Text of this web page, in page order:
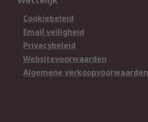
Cookiebeleid
Email veiligheid
Privacybeleid
Websitevoorwaarden
Algemene verkoopvoorwaarden